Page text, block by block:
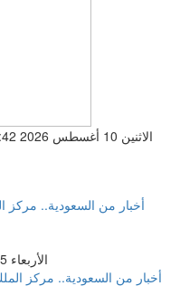
الاثنين 10 أغسطس 2026 06:42 صباحاً
الأربعاء 05 أغسطس 2026 10:39 مساءً
أخبار من السعودية.. مركز